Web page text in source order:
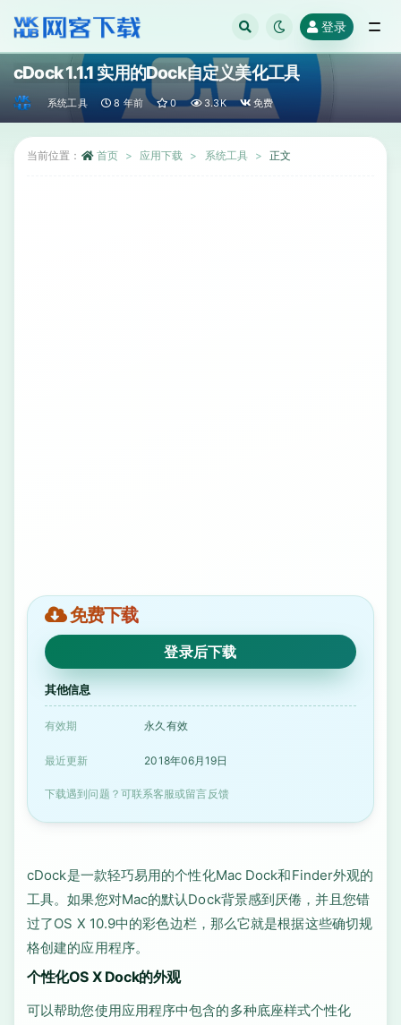
登录
cDock 1.1.1 实用的Dock自定义美化工具
系统工具 8 年前 0 3.3K 免费
当前位置： 首页 应用下载 系统工具 正文
免费下载
登录后下载
其他信息
有效期 永久有效
最近更新 2018年06月19日
下载遇到问题？可联系客服或留言反馈
cDock是一款轻巧易用的个性化Mac Dock和Finder外观的
工具。如果您对Mac的默认Dock背景感到厌倦，并且您错
过了OS X 10.9中的彩色边栏，那么它就是根据这些确切规
格创建的应用程序。
个性化OS X Dock的外观
可以帮助您使用应用程序中包含的多种底座样式个性化
全部